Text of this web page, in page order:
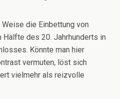
die Einbettung von
des 20. Jahrhunderts in
Könnte man hier
vermuten, löst sich
vielmehr als reizvolle